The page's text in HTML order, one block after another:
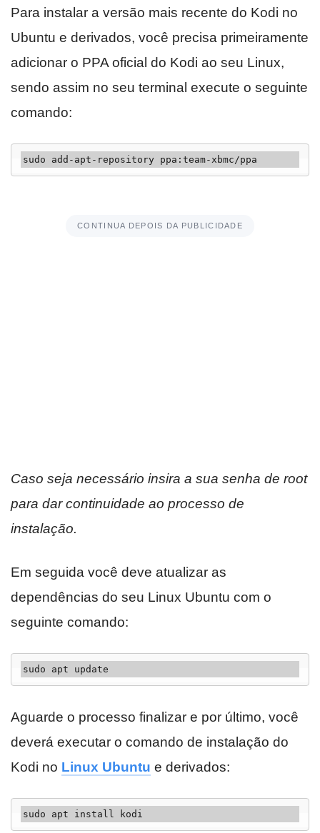
Para instalar a versão mais recente do Kodi no
Ubuntu e derivados, você precisa primeiramente
adicionar o PPA oficial do Kodi ao seu Linux,
sendo assim no seu terminal execute o seguinte
comando:
sudo add-apt-repository ppa:team-xbmc/ppa
CONTINUA DEPOIS DA PUBLICIDADE
Caso seja necessário insira a sua senha de root
para dar continuidade ao processo de
instalação.
Em seguida você deve atualizar as
dependências do seu Linux Ubuntu com o
seguinte comando:
sudo apt update
Aguarde o processo finalizar e por último, você
deverá executar o comando de instalação do
Kodi no Linux Ubuntu e derivados:
sudo apt install kodi